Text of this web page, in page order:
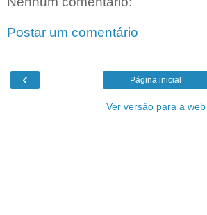
Postar um comentário
‹ Página inicial
Ver versão para a web